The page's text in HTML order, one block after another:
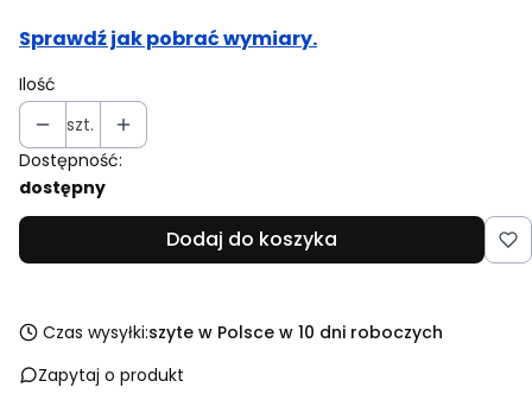
Sprawdź jak pobrać wymiary.
Ilość
szt.
Dostępność:
dostępny
Dodaj do koszyka
Czas wysyłki:szyte w Polsce w 10 dni roboczych
Zapytaj o produkt